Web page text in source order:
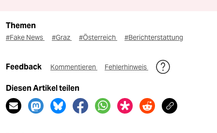
Themen
#Fake News #Graz #Österreich #Berichterstattung
Feedback Kommentieren Fehlerhinweis
Diesen Artikel teilen